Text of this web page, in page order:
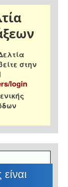
στην
login